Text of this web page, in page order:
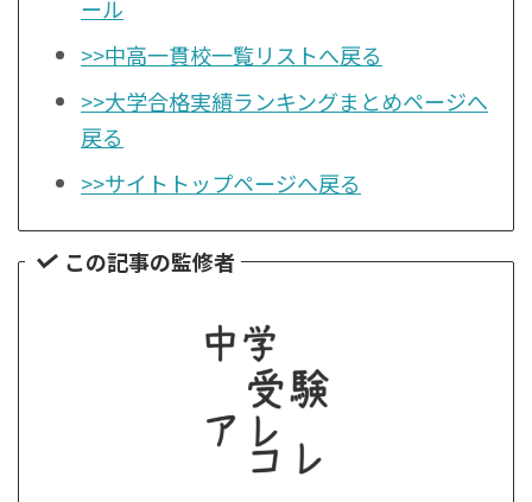
ール
>>中高一貫校一覧リストへ戻る
>>大学合格実績ランキングまとめページへ
戻る
>>サイトトップページへ戻る
この記事の監修者